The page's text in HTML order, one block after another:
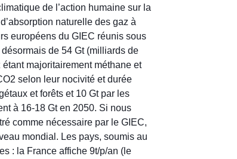
de l’action humaine sur la
naturelle des gaz à
européens du GIEC réunis sous
de 54 Gt (milliards de
majoritairement méthane et
selon leur nocivité et durée
et forêts et 10 Gt par les
à 16-18 Gt en 2050. Si nous
comme nécessaire par le GIEC,
mondial. Les pays, soumis au
: la France affiche 9t/p/an (le